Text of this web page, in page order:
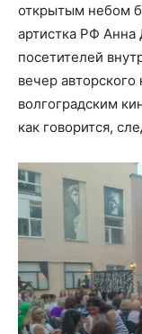
открытым небом
артистка РФ
посетителей
вечер
волгоградским
как говорится,